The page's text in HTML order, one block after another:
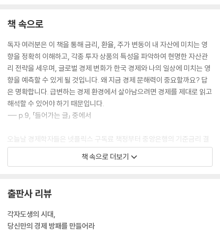
책 속으로
독자 여러분은 이 책을 통해 금리, 환율, 주가 변동이 내 자산에 미치는 영
향을 정확히 이해하고, 각종 투자 상품의 특성을 파악하여 현명한 자산관
리 전략을 세우며, 글로벌 경제 변화가 한국 경제와 나의 일상에 미치는 영
향을 예측할 수 있게 될 것입니다. 왜 지금 경제 문해력이 중요할까요? 답
은 명확합니다. 급변하는 경제 환경에서 살아남으려면 경제를 제대로 읽고
해석할 수 있어야 하기 때문입니다.
--- p.9, 「들어가는 글」 중에서
오늘날 경제학자들은 넷플릭스 구독료 책정부터 중앙은행의 기준금리 결
정까지 희소성이 만드는 다양한 경제 현상을 연구합니다. 인간이 자원 부
족에 대처하는 방식은 흥미롭습니다. 복잡한 계획과 체계를 만들어 자원이
제 주체가 한정된 자원을 효율적으로 분배해 최선의 방식으로 활용하려 노
력합니다.
--- p.18, 「무한한 욕망, 유한한 자원: 경제학의 탄생」 중에서
책 속으로 더보기
출판사 리뷰
각자도생의 시대,
당신만의 경제 방패를 만들어라